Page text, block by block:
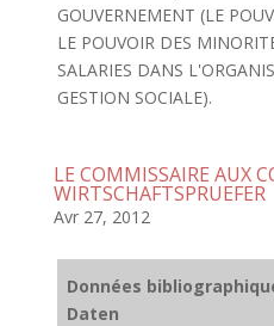
GOUVERNEMENT (LE
LE POUVOIR DES
SALARIES DANS
GESTION SOCIALE).
LE COMMISSAIRE AUX
WIRTSCHAFTSPRUEFER
Avr 27, 2012
Données
Daten